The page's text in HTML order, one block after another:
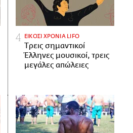
ΕΙΚΟΣΙ ΧΡΟΝΙΑ LIFO
Tρεις σημαντικοί
Έλληνες μουσικοί, τρεις
μεγάλες απώλειες